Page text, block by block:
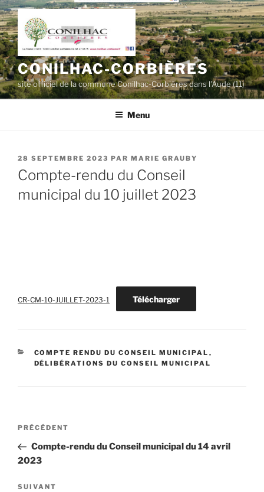
Aller
au
contenu
principal
CONILHAC-CORBIÈRES
site officiel de la commune Conilhac-Corbières dans l'Aude (11)
Menu
PUBLIÉ
LE
28 SEPTEMBRE 2023 PAR MARIE GRAUBY
Compte-rendu du Conseil
municipal du 10 juillet 2023
CR-CM-10-JUILLET-2023-1 Télécharger
CATÉGORIES
COMPTE RENDU DU CONSEIL MUNICIPAL ,
DÉLIBÉRATIONS DU CONSEIL MUNICIPAL
Navigation
l’article
Article
précédent
PRÉCÉDENT
Compte-rendu du Conseil municipal du 14 avril
2023
Article
SUIVANT